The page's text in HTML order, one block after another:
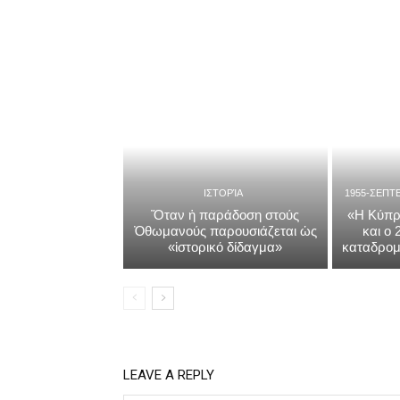
ΙΣΤΟΡΊΑ
Ὅταν ἡ παράδοση στούς
Ὀθωμανούς παρουσιάζεται ὡς
«ἱστορικό δίδαγμα»
1955-
«Η
και ο
LEAVE A REPLY